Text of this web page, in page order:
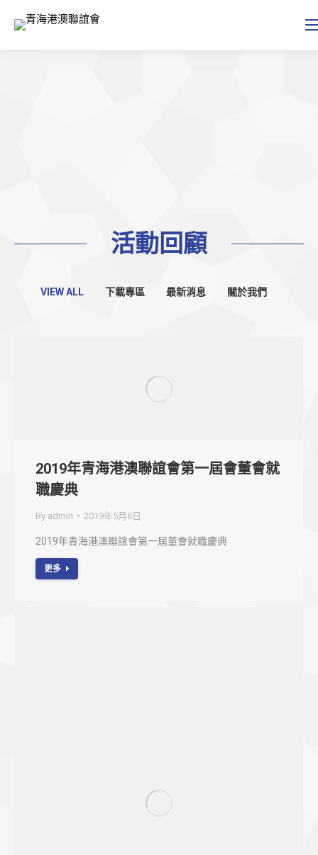
活動回顧
VIEW ALL 下載專區 最新消息 關於我們
2019年青海港澳聯誼會第一屆會董會就
職慶典
By admin 2019年5月6日
2019年青海港澳聯誼會第一屆董會就職慶典
更多